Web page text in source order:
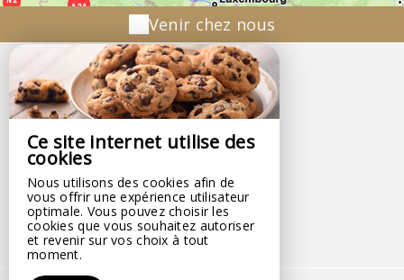
Ce site internet utilise des
cookies
Nous utilisons des cookies afin de
vous offrir une expérience utilisateur
optimale. Vous pouvez choisir les
cookies que vous souhaitez autoriser
et revenir sur vos choix à tout
moment.
Venir chez nous
2Cosy
2Cosy
Wathermal,
N°24 Rue De La Lei ,
+32 494 89 44 11
Contacter par email